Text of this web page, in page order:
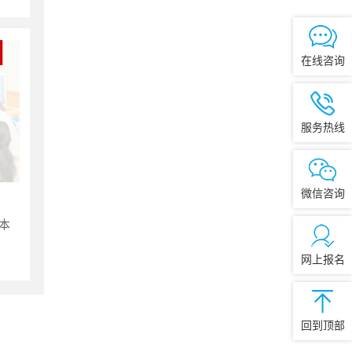
在线咨询
服务热线
微信咨询
网上报名
回到顶部